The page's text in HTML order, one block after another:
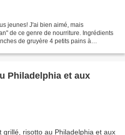
jeunes! J'ai bien aimé, mais
de ce genre de nourriture. Ingrédients
de gruyère 4 petits pains à
Philadelphia et aux